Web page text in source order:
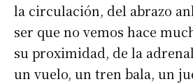
la circulación, del abrazo
ser que no vemos hace
su proximidad, de la
un vuelo, un tren bala, un